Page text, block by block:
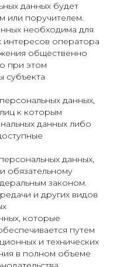
данных будет
или поручителем.
необходима для
интересов оператора
общественно
при этом
субъекта
данных,
к которым
данных либо
данных,
обязательному
законом.
и других видов
которые
путем
и технических
в полном объеме